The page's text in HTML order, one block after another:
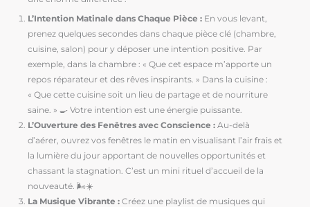
L’Intention Matinale dans Chaque Pièce : En vous levant,
prenez quelques secondes dans chaque pièce clé (chambre,
cuisine, salon) pour y déposer une intention positive. Par
exemple, dans la chambre : « Que cet espace m’apporte un
repos réparateur et des rêves inspirants. » Dans la cuisine :
« Que cette cuisine soit un lieu de partage et de nourriture
saine. » 🍳 Votre intention est une énergie puissante.
L’Ouverture des Fenêtres avec Conscience : Au-delà
d’aérer, ouvrez vos fenêtres le matin en visualisant l’air frais et
la lumière du jour apportant de nouvelles opportunités et
chassant la stagnation. C’est un mini rituel d’accueil de la
nouveauté. 🌬️☀️
La Musique Vibrante : Créez une playlist de musiques qui